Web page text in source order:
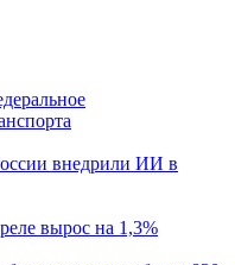
внедрили ИИ в
вырос на 1,3%